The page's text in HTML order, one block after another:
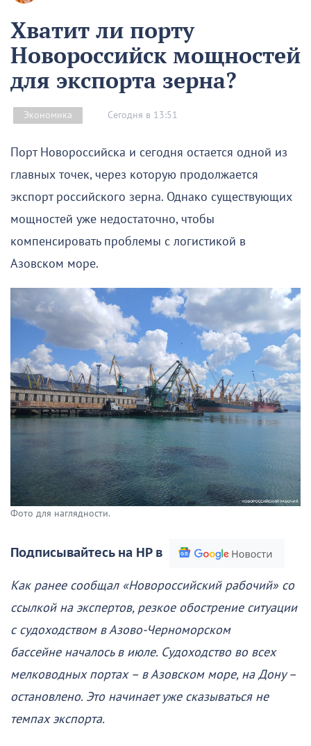
Хватит ли порту
Новороссийск мощностей
для экспорта зерна?
Экономика Сегодня в 13:51
Порт Новороссийска и сегодня остается одной из
главных точек, через которую продолжается
экспорт российского зерна. Однако существующих
мощностей уже недостаточно, чтобы
компенсировать проблемы с логистикой в
Азовском море.
Фото для наглядности.
Подписывайтесь на НР в
Как ранее сообщал «Новороссийский рабочий» со
ссылкой на экспертов, резкое обострение ситуации
с судоходством в Азово-Черноморском
бассейне началось в июле. Судоходство во всех
мелководных портах – в Азовском море, на Дону –
остановлено. Это начинает уже сказываться не
темпах экспорта.